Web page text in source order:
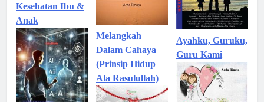
Kesehatan Ibu &
Anak
Melangkah
Dalam Cahaya
(Prinsip Hidup
Ala Rasulullah)
Ayahku, Guruku,
Guru Kami